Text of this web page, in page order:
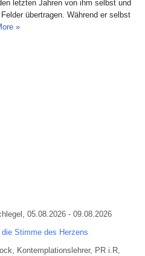
letzten Jahren von ihm selbst und
übertragen. Während er selbst
»
05.08.2026 - 09.08.2026
Stimme des Herzens
Kontemplationslehrer, PR i.R,